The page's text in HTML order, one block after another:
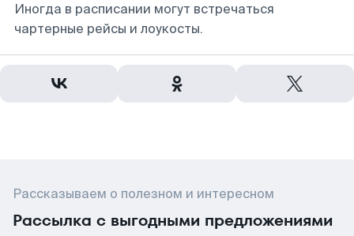
Иногда в расписании могут встречаться
чартерные рейсы и лоукосты.
Рассказываем о полезном и интересном
Рассылка с выгодными предложениями